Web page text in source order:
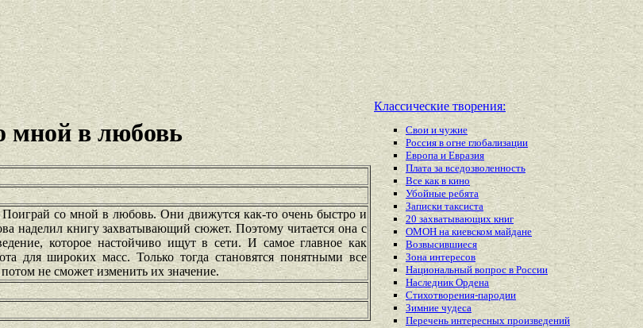
мной в любовь
со мной в любовь. Они движутся как-то очень быстро и
наделил книгу захватывающий сюжет. Поэтому читается она с
которое настойчиво ищут в сети. И самое главное как
для широких масс. Только тогда становятся понятными все
не сможет изменить их значение.
Классические творения:
Свои и чужие
Россия в огне глобализации
Европа и Евразия
Плата за вседозволенность
Все как в кино
Убойные ребята
Записки таксиста
20 захватывающих книг
ОМОН на киевском майдане
Возвысившиеся
Зона интересов
Национальный вопрос в России
Наследник Ордена
Стихотворения-пародии
Зимние чудеса
Перечень интересныхпроизведений